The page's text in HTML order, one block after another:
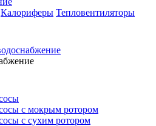
Калориферы Тепловентиляторы
с мокрым ротором
с сухим ротором